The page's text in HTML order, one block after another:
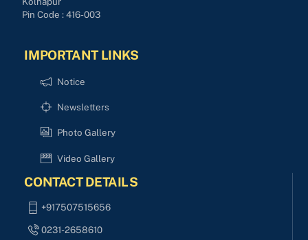
Pin Code : 416-003
IMPORTANT LINKS
Notice
Newsletters
Photo Gallery
Video Gallery
CONTACT DETAILS
+917507515656
0231-2658610